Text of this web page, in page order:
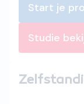
Start je
Studie